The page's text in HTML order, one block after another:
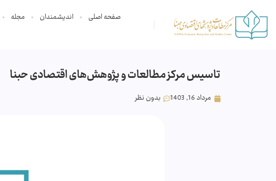
صفحه اصلی اندیشمندان مجله
تاسیس مرکز مطالعات و پژوهش‌های اقتصادی حبنا
مرداد 16, 1403 بدون نظر